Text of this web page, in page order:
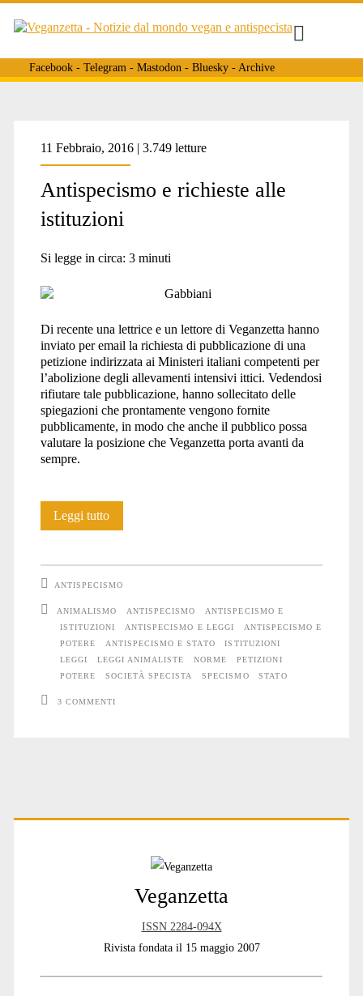
Facebook- Telegram- Mastodon- Bluesky- Archive
Tag:
<span>potere</span>
11 Febbraio, 2016 | 3.749 letture
Antispecismo e richieste alle
istituzioni
Si legge in circa: 3 minuti
Di recente una lettrice e un lettore di Veganzetta hanno
inviato per email la richiesta di pubblicazione di una
petizione indirizzata ai Ministeri italiani competenti per
l’abolizione degli allevamenti intensivi ittici. Vedendosi
rifiutare tale pubblicazione, hanno sollecitato delle
spiegazioni che prontamente vengono fornite
pubblicamente, in modo che anche il pubblico possa
valutare la posizione che Veganzetta porta avanti da
sempre.
Leggi tuttoAntispecismo
istituzioni
ANTISPECISMO
ANIMALISMO ANTISPECISMO
ANTISPECISMO E
ISTITUZIONI
ANTISPECISMO E LEGGI
ANTISPECISMO E
POTERE
ANTISPECISMO E STATO
ISTITUZIONI
LEGGI
LEGGI ANIMALISTE NORME
PETIZIONI
POTERE
SOCIETÀ SPECISTA SPECISMO STATO
3 COMMENTI
Primary
Veganzetta
ISSN 2284-094X
Rivista fondata il 15 maggio 2007